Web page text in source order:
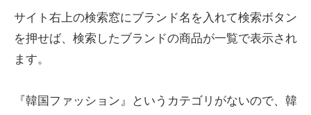
サイト右上の検索窓にブランド名を入れて検索ボタン
を押せば、検索したブランドの商品が一覧で表示され
ます。
『韓国ファッション』というカテゴリがないので、韓